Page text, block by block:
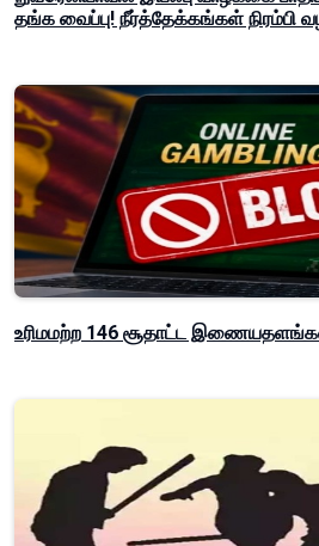
தங்க வைப்பு! நீர்த்தேக்கங்கள் நிரம்பி
உரிமமற்ற 146 சூதாட்ட